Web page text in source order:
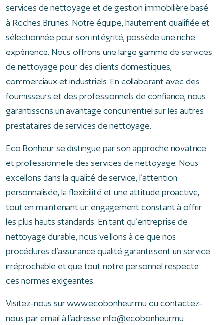
services de nettoyage et de gestion immobilière basé
à Roches Brunes. Notre équipe, hautement qualifiée et
sélectionnée pour son intégrité, possède une riche
expérience. Nous offrons une large gamme de services
de nettoyage pour des clients domestiques,
commerciaux et industriels. En collaborant avec des
fournisseurs et des professionnels de confiance, nous
garantissons un avantage concurrentiel sur les autres
prestataires de services de nettoyage.
Eco Bonheur se distingue par son approche novatrice
et professionnelle des services de nettoyage. Nous
excellons dans la qualité de service, l’attention
personnalisée, la flexibilité et une attitude proactive,
tout en maintenant un engagement constant à offrir
les plus hauts standards. En tant qu’entreprise de
nettoyage durable, nous veillons à ce que nos
procédures d’assurance qualité garantissent un service
irréprochable et que tout notre personnel respecte
ces normes exigeantes.
Visitez-nous sur www.ecobonheur.mu ou contactez-
nous par email à l’adresse info@ecobonheur.mu